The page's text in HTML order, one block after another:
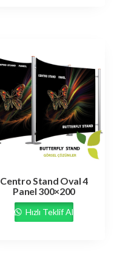
Centro Stand Oval 4
Panel 300×200
Hızlı Teklif Al